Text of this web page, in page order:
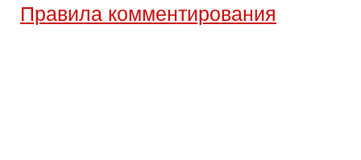
Правила комментирования